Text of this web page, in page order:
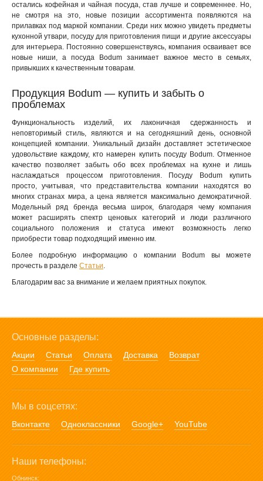
остались кофейная и чайная посуда, став лучше и современнее. Но,
не смотря на это, новые позиции ассортимента появляются на
прилавках под маркой компании. Среди них можно увидеть предметы
кухонной утвари, посуду для приготовления пищи и другие аксессуары
для интерьера. Постоянно совершенствуясь, компания осваивает все
новые ниши, а посуда Bodum занимает важное место в семьях,
привыкших к качественным товарам.
Продукция Bodum — купить и забыть о
проблемах
Функциональность изделий, их лаконичная сдержанность и
неповторимый стиль, являются и на сегодняшний день, основной
концепцией компании. Уникальный дизайн доставляет эстетическое
удовольствие каждому, кто намерен купить посуду Bodum. Отменное
качество позволяет забыть обо всех проблемах на кухне и лишь
наслаждаться процессом приготовления. Посуду Bodum купить
просто, учитывая, что представительства компании находятся во
многих странах мира, а цена является максимально демократичной.
Модельный ряд бренда весьма широк, благодаря чему компания
может расширять спектр ценовых категорий и люди различного
социального положения и статуса имеют возможность легко
приобрести товар подходящий именно им.
Более подробную информацию о компании Bodum вы можете
прочесть в разделе Статьи.
Благодарим вас за внимание и желаем приятных покупок.
Основные разделы:
Акции Статьи Оплата Доставка
Возврат
О компании
Где купить
Мы в соцсетях:
Вконтакте Одноклассники Google+ YouTube
Наши телефоны:
Обнинск: